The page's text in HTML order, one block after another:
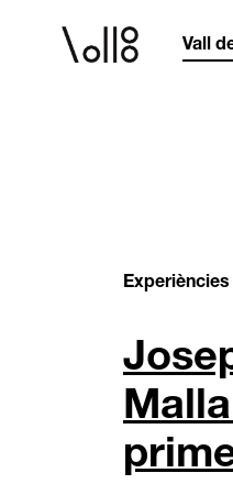
Vall
Experiències